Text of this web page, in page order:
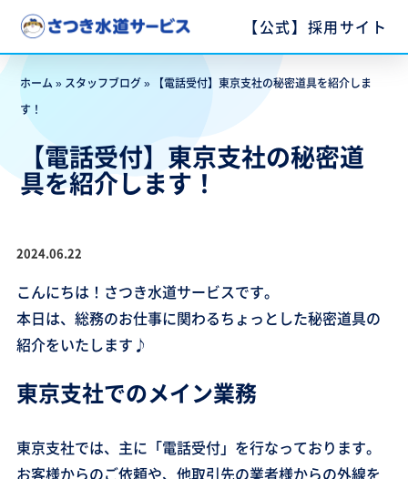
【公式】採用サイト
ホーム » スタッフブログ»
【電話受付】東京支社の秘密道具を紹介しま
す！
【電話受付】東京支社の秘密道
具を紹介します！
2024.06.22
こんにちは！さつき水道サービスです。
本日は、総務のお仕事に関わるちょっとした秘密道具の
紹介をいたします♪
東京支社でのメイン業務
東京支社では、主に「電話受付」を行なっております。
お客様からのご依頼や、他取引先の業者様からの外線を